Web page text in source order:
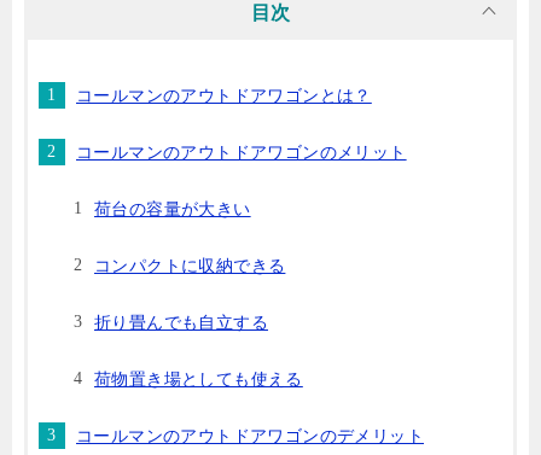
目次
コールマンのアウトドアワゴンとは？
コールマンのアウトドアワゴンのメリット
荷台の容量が大きい
コンパクトに収納できる
折り畳んでも自立する
荷物置き場としても使える
コールマンのアウトドアワゴンのデメリット